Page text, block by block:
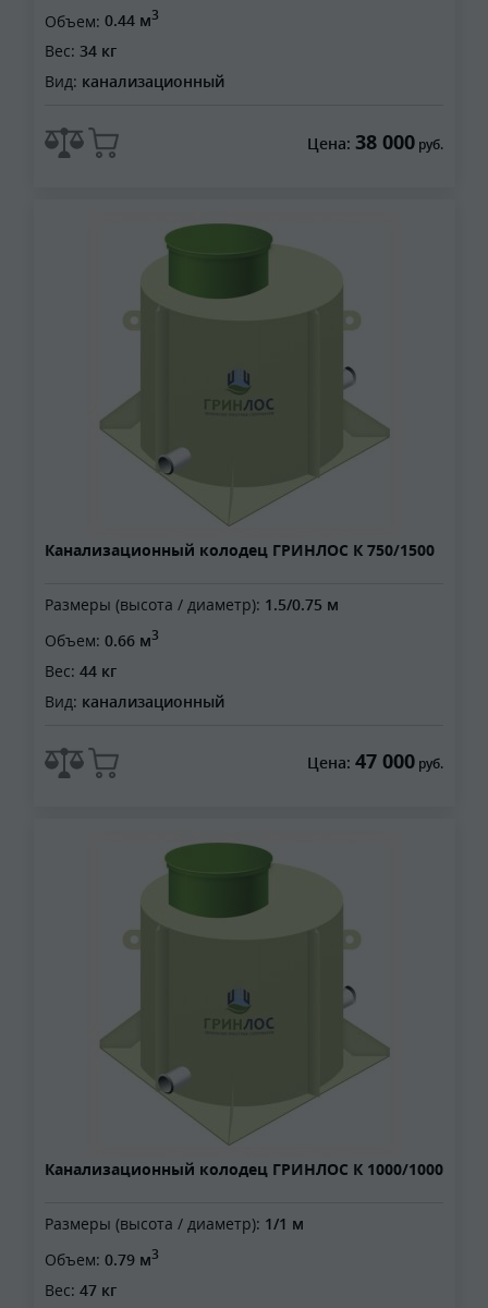
Объем: 0.44 м3
Вес: 34 кг
Вид: канализационный
Цена: 38 000 руб.
Канализационный колодец ГРИНЛОС К 750/1500
Размеры (высота / диаметр): 1.5/0.75 м
Объем: 0.66 м3
Вес: 44 кг
Вид: канализационный
Цена: 47 000 руб.
Канализационный колодец ГРИНЛОС К 1000/1000
Размеры (высота / диаметр): 1/1 м
Объем: 0.79 м3
Вес: 47 кг